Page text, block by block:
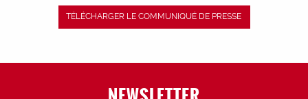
TÉLÉCHARGER LE COMMUNIQUÉ DE PRESSE